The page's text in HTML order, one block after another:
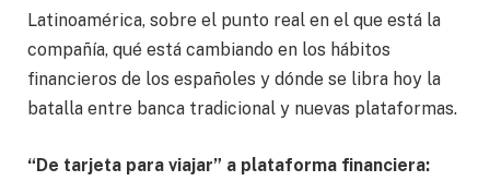
Latinoamérica, sobre el punto real en el que está la
compañía, qué está cambiando en los hábitos
financieros de los españoles y dónde se libra hoy la
batalla entre banca tradicional y nuevas plataformas.
“De tarjeta para viajar” a plataforma financiera: